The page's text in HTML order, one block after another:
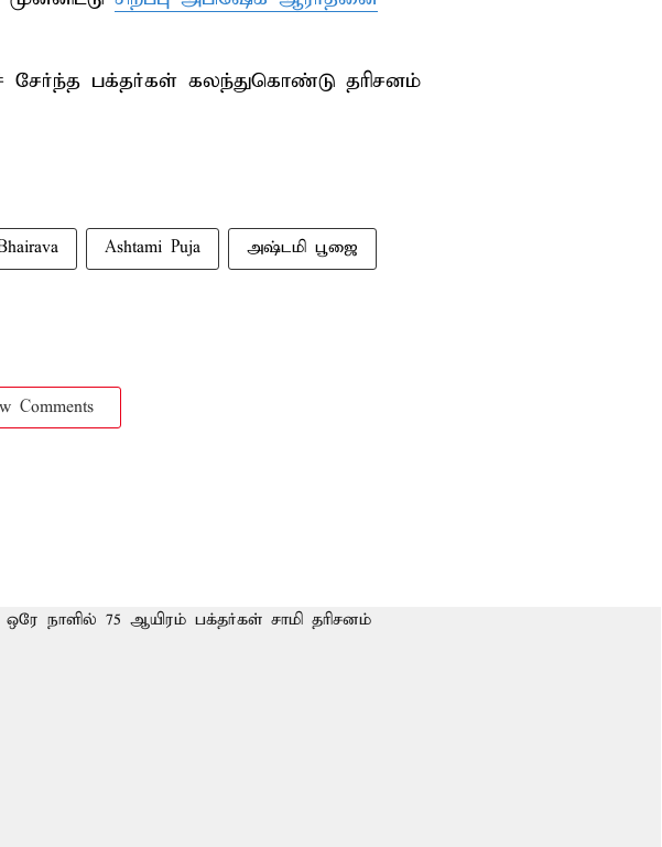
சேர்ந்த பக்தர்கள் கலந்துகொண்டு தரிசனம்
Ashtami Puja அஷ்டமி பூஜை
Comments